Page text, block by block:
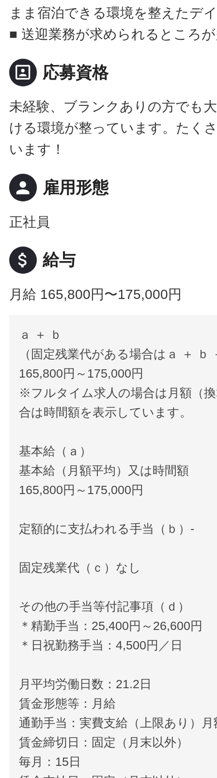
まま宿泊できる環境を整えたデ
■ 送迎業務が求められるところ
portrait 応募資格
未経験、ブランクありの方でも
ける環境が整っています。たく
います！
person 雇用形態
正社員
attach_money 給与
月給 165,800円〜175,000円
ａ ＋ ｂ
（固定残業代がある場合はａ ＋ ｂ
165,800円～175,000円
※フルタイム求人の場合は月額（
合は時間額を表示しています。
基本給（ａ）
基本給（月額平均）又は時間額
165,800円～175,000円
定額的に支払われる手当（ｂ）-
固定残業代（ｃ）なし
その他の手当等付記事項（ｄ）
＊精勤手当：25,400円～26,600円
＊日祝勤務手当：4,500円／日
月平均労働日数：21.2日
賃金形態等：月給
通勤手当：実費支給（上限あり）
賃金締切日：固定（月末以外）
毎月：15日